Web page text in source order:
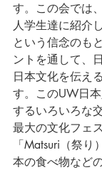
す。この会では
人学生達に紹介
という信念のも
ントを通して、
日本文化を伝え
す。このUW日
するいろいろな
最大の文化フェ
「Matsuri（祭
本の食べ物など